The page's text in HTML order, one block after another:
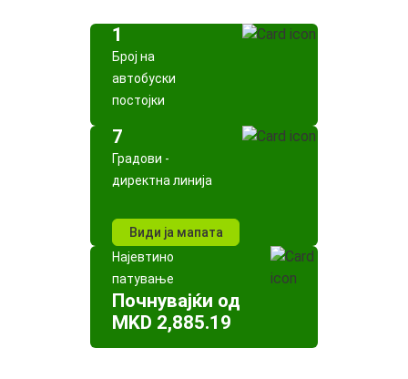
1
Број на
автобуски
постојки
7
Градови -
директна линија
Види ја мапата
Најевтино
патување
Почнувајќи од
MKD 2,885.19